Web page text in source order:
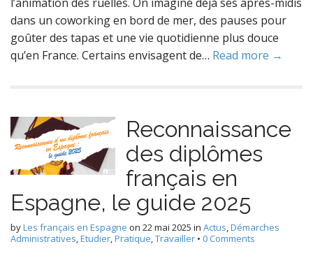
dans un coworking en bord de mer, des pauses pour
goûter des tapas et une vie quotidienne plus douce
qu’en France. Certains envisagent de… Read more →
Reconnaissance
des diplômes
français en
Espagne, le guide 2025
byLes français en Espagne on 22 mai 2025 in Actus,Démarches
Administratives,Etudier,Pratique,Travailler • 0 Comments